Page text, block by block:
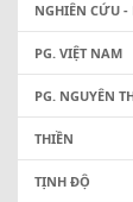
NGHIÊN CỨU -
PG. VIỆT NAM
PG. NGUYÊN
THIỀN
TỊNH ĐỘ